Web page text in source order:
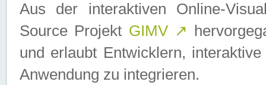
Aus der interaktiven Online-
Source Projekt GIMV ↗
und erlaubt Entwicklern,
Anwendung zu integrieren.